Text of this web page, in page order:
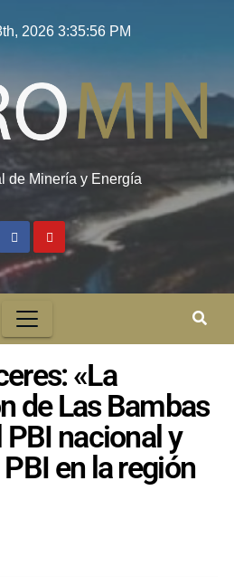
2026 3:35:57 PM
de Minería y Energía
«La
de Las Bambas
PBI nacional y
en la región